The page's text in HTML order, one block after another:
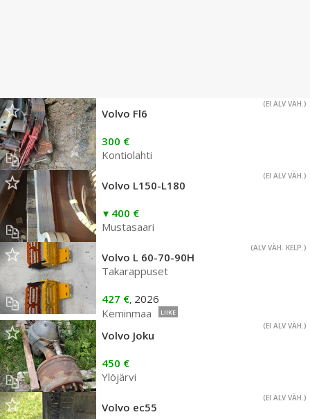
(EI ALV VÄH.)
Volvo Fl6
300 €
Kontiolahti
(EI ALV VÄH.)
Volvo L150-L180
400 €
Mustasaari
(ALV VÄH. KELP.)
Volvo L 60-70-90H
Takarappuset
427 €, 2026
Keminmaa
LIIKE
(EI ALV VÄH.)
Volvo Joku
450 €
Ylöjärvi
(EI ALV VÄH.)
Volvo ec55